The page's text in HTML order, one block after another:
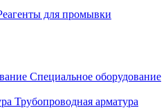
для промывки
Специальное оборудование
Трубопроводная арматура